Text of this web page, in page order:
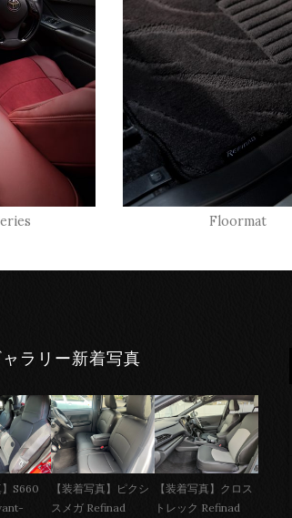
Floormat
ラリー新着写真
】S660
【装着写真】ピクシ
スメガ Refinad
【装着写真】クロス
トレック Refinad